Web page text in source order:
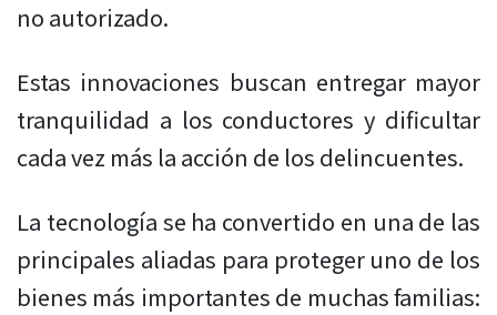
no autorizado.
Estas innovaciones buscan entregar mayor
tranquilidad a los conductores y dificultar
cada vez más la acción de los delincuentes.
La tecnología se ha convertido en una de las
principales aliadas para proteger uno de los
bienes más importantes de muchas familias: